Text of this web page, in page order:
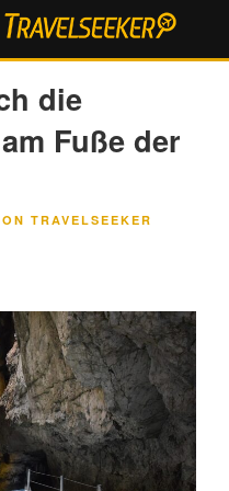
die
Fuße der
TRAVELSEEKER